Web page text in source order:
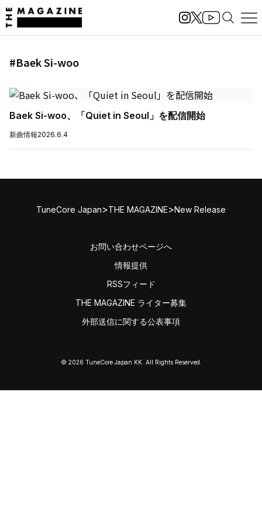
#Baek Si-woo
Baek Si-woo、「Quiet in Seoul」を配信開始
新曲情報2026.6.4
TuneCore Japan>THE MAGAZINE>New Release
お問い合わせページへ
情報提供
RSSフィード
THE MAGAZINE ライター募集
外部送信に関する公表事項
© 2026 TuneCore Japan KK. All Rights Reserved.